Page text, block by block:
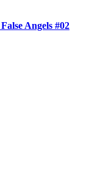
Angels #02